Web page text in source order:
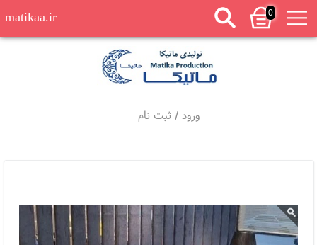
0
matikaa.ir
ورود / ثبت نام